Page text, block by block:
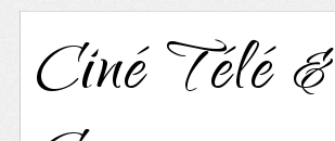
Ciné Télé &